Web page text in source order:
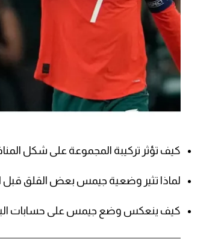
كيف تؤثر تركيبة المجموعة على شكل
لماذا تثير وضعية جيمس بعض القلق قبل
كيف ينعكس وضع جيمس على حسابات